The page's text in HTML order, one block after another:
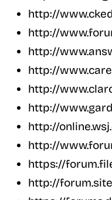
http://
http://
http://
http://
http://
http://
http://
http://
https://
http://